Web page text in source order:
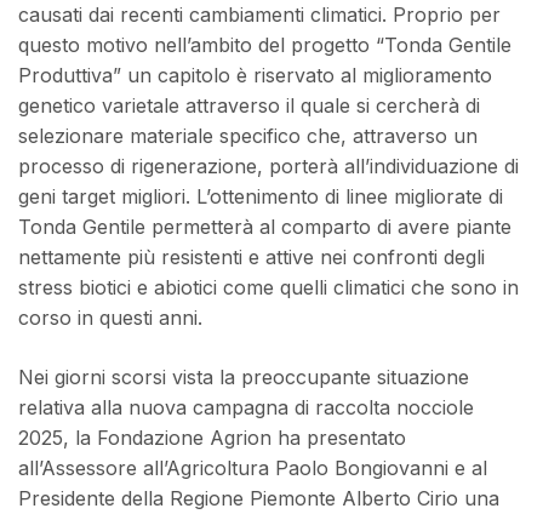
causati dai recenti cambiamenti climatici. Proprio per
questo motivo nell’ambito del progetto “Tonda Gentile
Produttiva” un capitolo è riservato al miglioramento
genetico varietale attraverso il quale si cercherà di
selezionare materiale specifico che, attraverso un
processo di rigenerazione, porterà all’individuazione di
geni target migliori. L’ottenimento di linee migliorate di
Tonda Gentile permetterà al comparto di avere piante
nettamente più resistenti e attive nei confronti degli
stress biotici e abiotici come quelli climatici che sono in
corso in questi anni.
Nei giorni scorsi vista la preoccupante situazione
relativa alla nuova campagna di raccolta nocciole
2025, la Fondazione Agrion ha presentato
all’Assessore all’Agricoltura Paolo Bongiovanni e al
Presidente della Regione Piemonte Alberto Cirio una